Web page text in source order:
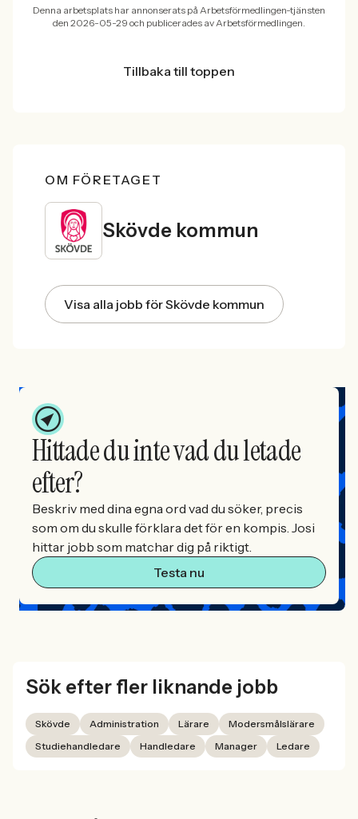
Denna arbetsplats har annonserats på Arbetsförmedlingen-tjänsten
den 2026-05-29 och publicerades av Arbetsförmedlingen.
Tillbaka till toppen
OM FÖRETAGET
Skövde kommun
Visa alla jobb för Skövde kommun
Hittade du inte vad du letade
efter?
Beskriv med dina egna ord vad du söker, precis
som om du skulle förklara det för en kompis. Josi
hittar jobb som matchar dig på riktigt.
Testa nu
Sök efter fler liknande jobb
Skövde Administration Lärare
Modersmålslärare
Studiehandledare
Handledare Manager Ledare